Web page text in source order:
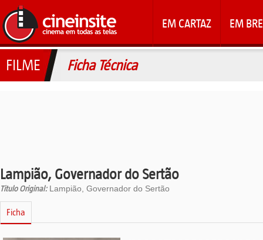
EM CARTAZ EM
FILME Ficha Técnica
Lampião, Governador do Sertão
Titulo Original:Lampião, Governador do Sertão
Ficha